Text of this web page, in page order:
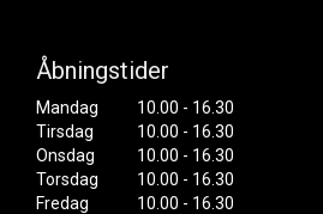
Åbningstider
Mandag
10.00 - 16.30
Tirsdag
10.00 - 16.30
Onsdag
10.00 - 16.30
Torsdag
10.00 - 16.30
Fredag
10.00 - 16.30